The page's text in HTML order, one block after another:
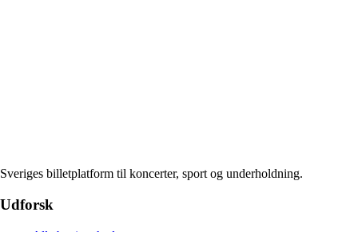
Sveriges billetplatform til koncerter, sport og underholdning.
Udforsk